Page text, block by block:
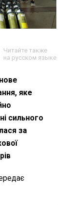
Читайте также
на русском языке
яке
сильного
за